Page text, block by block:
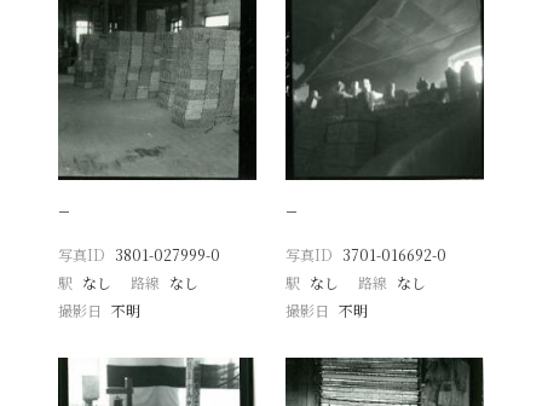
−
写真ID 3801-027999-0
駅 なし 路線 なし
撮影日
不明
−
写真ID 3701-016692-0
駅 なし 路線 なし
撮影日 不明